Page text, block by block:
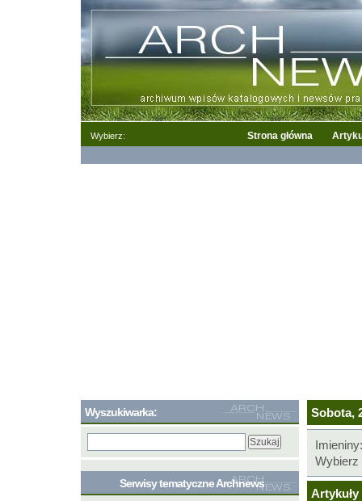
Wybierz: Strona główna
Sobota,
Wybierz
Wyszukiwarka:
Serwisy tematyczne Archnews